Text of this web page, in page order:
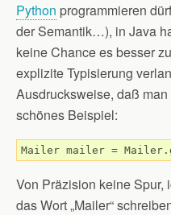
Python programmieren
der Semantik…), in Java
keine Chance es besser
explizite Typisierung
Ausdrucksweise, daß
schönes Beispiel:
Mailer mailer =
Von Präzision keine Spur,
das Wort „Mailer“